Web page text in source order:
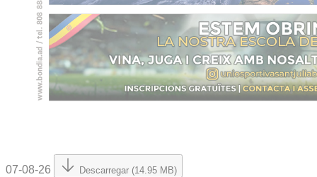
07-08-26 Descarregar (14.95 MB)